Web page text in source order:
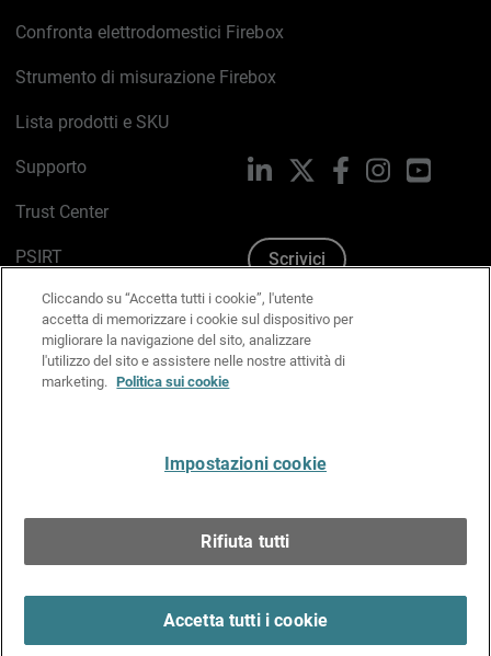
Confronta elettrodomestici Firebox
Strumento di misurazione Firebox
Lista prodotti e SKU
Supporto
Trust Center
PSIRT
Politica sui cookie
Informativa sulla privacy
Kit Media & Brand
LinkedIn FacebookInstagram
Scrivici
Cliccando su “Accetta tutti i cookie”, l'utente
accetta di memorizzare i cookie sul dispositivo per
migliorare la navigazione del sito, analizzare
l'utilizzo del sito e assistere nelle nostre attività di
marketing. Politica sui cookie
Impostazioni cookie
Rifiuta tutti
Accetta tutti i cookie